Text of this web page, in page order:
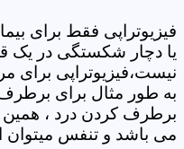
فیزیوتراپی فقط برای
یا دچار شکستگی در یک
نیست،فیزیوتراپی برای
به طور مثال برای
برطرف کردن درد ،
می باشد و تنفس میتوان